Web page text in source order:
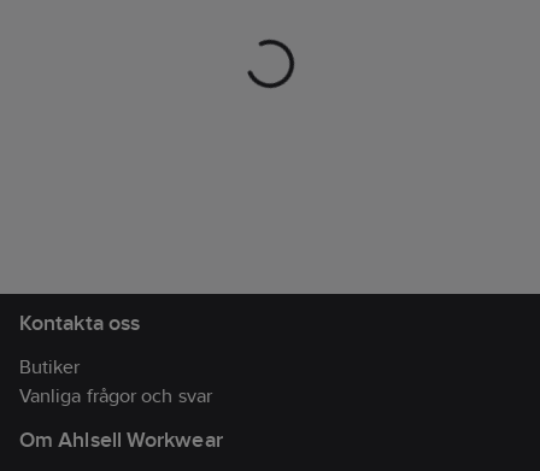
Kontakta oss
Butiker
Vanliga frågor och svar
Om Ahlsell Workwear